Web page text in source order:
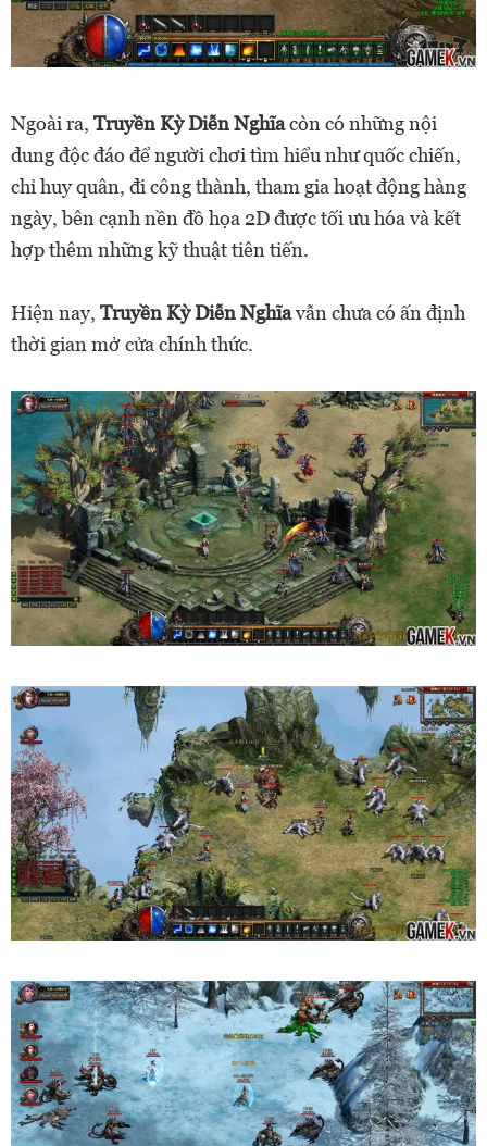
Ngoài ra, Truyền Kỳ Diễn Nghĩacòn có những nội
dung độc đáo để người chơi tìm hiểu như quốc chiến,
chỉ huy quân, đi công thành, tham gia hoạt động hàng
ngày, bên cạnh nền đồ họa 2D được tối ưu hóa và kết
hợp thêm những kỹ thuật tiên tiến.
Hiện nay, Truyền Kỳ Diễn Nghĩavẫn chưa có ấn định
thời gian mở cửa chính thức.